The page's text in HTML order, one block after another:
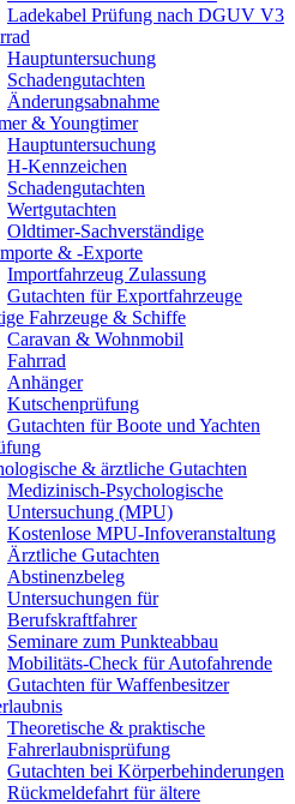
Ladekabel Prüfung nach DGUV V3
Hauptuntersuchung
Schadengutachten
Änderungsabnahme
& Youngtimer
Hauptuntersuchung
H-Kennzeichen
Schadengutachten
Wertgutachten
Oldtimer-Sachverständige
& -Exporte
Importfahrzeug Zulassung
Gutachten für Exportfahrzeuge
Fahrzeuge & Schiffe
Caravan & Wohnmobil
Fahrrad
Anhänger
Kutschenprüfung
Gutachten für Boote und Yachten
& ärztliche Gutachten
Medizinisch-Psychologische
Untersuchung (MPU)
Kostenlose MPU-Infoveranstaltung
Ärztliche Gutachten
Abstinenzbeleg
Untersuchungen für
Berufskraftfahrer
Seminare zum Punkteabbau
Mobilitäts-Check für Autofahrende
Gutachten für Waffenbesitzer
Theoretische & praktische
Fahrerlaubnisprüfung
Gutachten bei Körperbehinderungen
Rückmeldefahrt für ältere